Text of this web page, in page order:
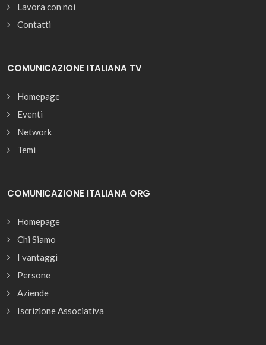
Lavora con noi
Contatti
COMUNICAZIONE ITALIANA TV
Homepage
Eventi
Network
Temi
COMUNICAZIONE ITALIANA ORG
Homepage
Chi Siamo
I vantaggi
Persone
Aziende
Iscrizione Associativa